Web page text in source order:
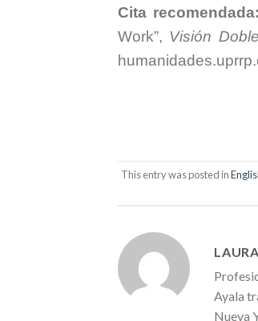
Cita recomendada:
Work”, Visión
This entry was posted in
Ayala
Nueva